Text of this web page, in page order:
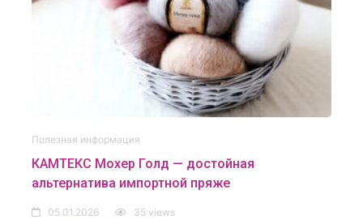
Полезная информация
КАМТЕКС Мохер Голд — достойная
альтернатива импортной пряже
05.01.2026 35 views